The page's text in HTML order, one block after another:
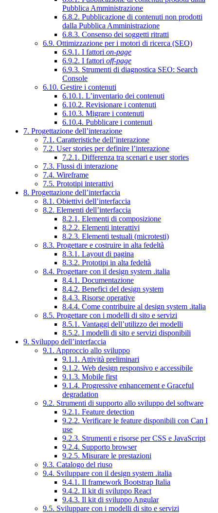
Pubblica Amministrazione
6.8.2. Pubblicazione di contenuti non prodotti
dalla Pubblica Amministrazione
6.8.3. Consenso dei soggetti ritratti
6.9. Ottimizzazione per i motori di ricerca (SEO)
6.9.1. I fattori on-page
6.9.2. I fattori off-page
6.9.3. Strumenti di diagnostica SEO: Search
Console
6.10. Gestire i contenuti
6.10.1. L’inventario dei contenuti
6.10.2. Revisionare i contenuti
6.10.3. Migrare i contenuti
6.10.4. Pubblicare i contenuti
7. Progettazione dell’interazione
7.1. Caratteristiche dell’interazione
7.2. User stories per definire l’interazione
7.2.1. Differenza tra scenari e user stories
7.3. Flussi di interazione
7.4. Wireframe
7.5. Prototipi interattivi
8. Progettazione dell’interfaccia
8.1. Obiettivi dell’interfaccia
8.2. Elementi dell’interfaccia
8.2.1. Elementi di composizione
8.2.2. Elementi interattivi
8.2.3. Elementi testuali (microtesti)
8.3. Progettare e costruire in alta fedeltà
8.3.1. Layout di pagina
8.3.2. Prototipi in alta fedeltà
8.4. Progettare con il design system .italia
8.4.1. Documentazione
8.4.2. Benefici del design system
8.4.3. Risorse operative
8.4.4. Come contribuire al design system .italia
8.5. Progettare con i modelli di sito e servizi
8.5.1. Vantaggi dell’utilizzo dei modelli
8.5.2. I modelli di sito e servizi disponibili
9. Sviluppo dell’interfaccia
9.1. Approccio allo sviluppo
9.1.1. Attività preliminari
9.1.2. Web design responsivo e accessibile
9.1.3. Mobile first
9.1.4. Progressive enhancement e Graceful
degradation
9.2. Strumenti di supporto allo sviluppo del software
9.2.1. Feature detection
9.2.2. Verificare le feature disponibili con Can I
use
9.2.3. Strumenti e risorse per CSS e JavaScript
9.2.4. Supporto browser
9.2.5. Misurare le prestazioni
9.3. Catalogo del riuso
9.4. Sviluppare con il design system .italia
9.4.1. Il framework Bootstrap Italia
9.4.2. Il kit di sviluppo React
9.4.3. Il kit di sviluppo Angular
9.5. Sviluppare con i modelli di sito e servizi